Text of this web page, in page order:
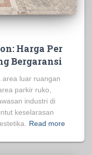
Harga Per
Bergaransi
area luar ruangan
parkir ruko,
industri di
keselarasan
Read more